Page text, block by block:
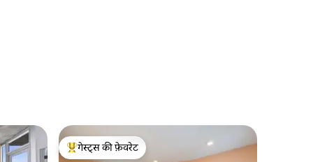
गेस्ट्स का टॉप फ़ेवरेट
गेस्ट्स की फ़ेवरेट